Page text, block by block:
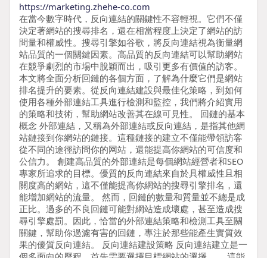
https://marketing.zhehe-co.com
在當今數字時代，反向連結的關鍵性不容輕視。它們不僅
決定著網站的搜尋排名，還在相當程度上決定了網站的訪
問量和權威性。搜尋引擎如谷歌，將反向連結視為衡量網
站品質的一個關鍵因素。高品質的反向連結可以幫助網站
在競爭劇烈的市場中脫穎而出，吸引更多有價值的訪客。
本文將全面分析回鏈的各個方面，了解為什麼它們是網站
排名提升的要素。從反向連結建設與最佳化策略，到如何
使用各種外部連結工具進行檢測和監控，我們將介紹實用
的策略和技術，幫助網站改善其在線可見性。 回鏈的基本
概念 外部連結，又稱為外部連結或反向連結，是指其他網
站鏈接到你網站的鏈接。這種鏈接的建立不僅能帶領訪客
從不同的途徑訪問你的网站，還能提高你網站的可信度和
公信力。 創建高品質的外部連結是每個網站經營者和SEO
專家所追求的目標。優質的反向連結來自於具權威性且相
關度高的網站，這不僅能提高你網站的搜尋引擎排名，還
能增加網站的流量。 然而，回鏈的數量和質量並不總是成
正比。過多的不良回鏈可能對網站造成壞處，甚至造成搜
尋引擎處罰。因此，恰當的外部連結策略和檢測工具至關
關鍵，幫助你過濾有害的回鏈，專注於那些能產生實質效
果的優質反向連結。 反向連結建設策略 反向連結建立是一